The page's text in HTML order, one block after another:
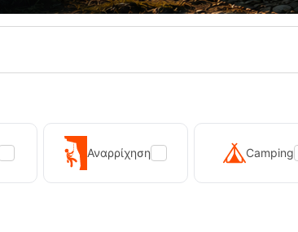
119,90 €
Άμεσαδιαθέσιμο
Αναρρίχηση Camping